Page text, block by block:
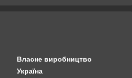
Власне виробництво
Україна